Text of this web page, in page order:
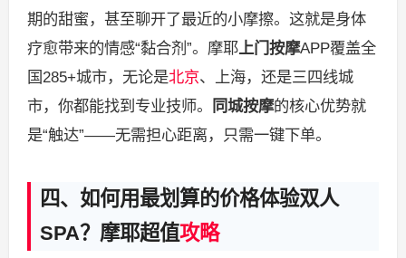
期的甜蜜，甚至聊开了最近的小摩擦。这就是身体
疗愈带来的情感“黏合剂”。摩耶上门按摩APP覆盖全
国285+城市，无论是北京、上海，还是三四线城
市，你都能找到专业技师。
同城按摩的核心优势就
是“触达”——无需担心距离，只需一键下单。
四、如何用最划算的价格体验双人
SPA？摩耶超值攻略